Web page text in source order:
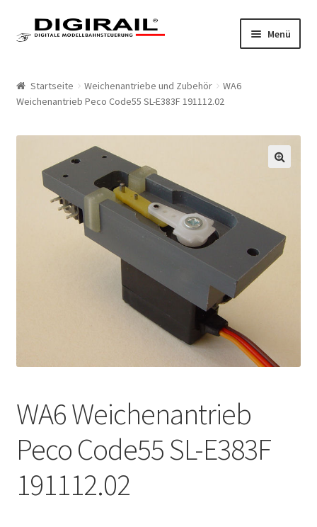
Zur Navigation springen
Springe zum Inhalt Menü
Produkte
LokLift
LokLift 2
News
Startseite Weichenantriebe und Zubehör
WA6
Weichenantrieb Peco Code55 SL-E383F 191112.02
WA6 Weichenantrieb
Peco Code55 SL-E383F
191112.02